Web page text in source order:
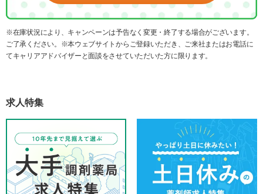
※在庫状況により、キャンペーンは予告なく変更・終了する場合がございます。
ご了承ください。※本ウェブサイトからご登録いただき、ご来社またはお電話に
てキャリアアドバイザーと面談をさせていただいた方に限ります。
求人特集